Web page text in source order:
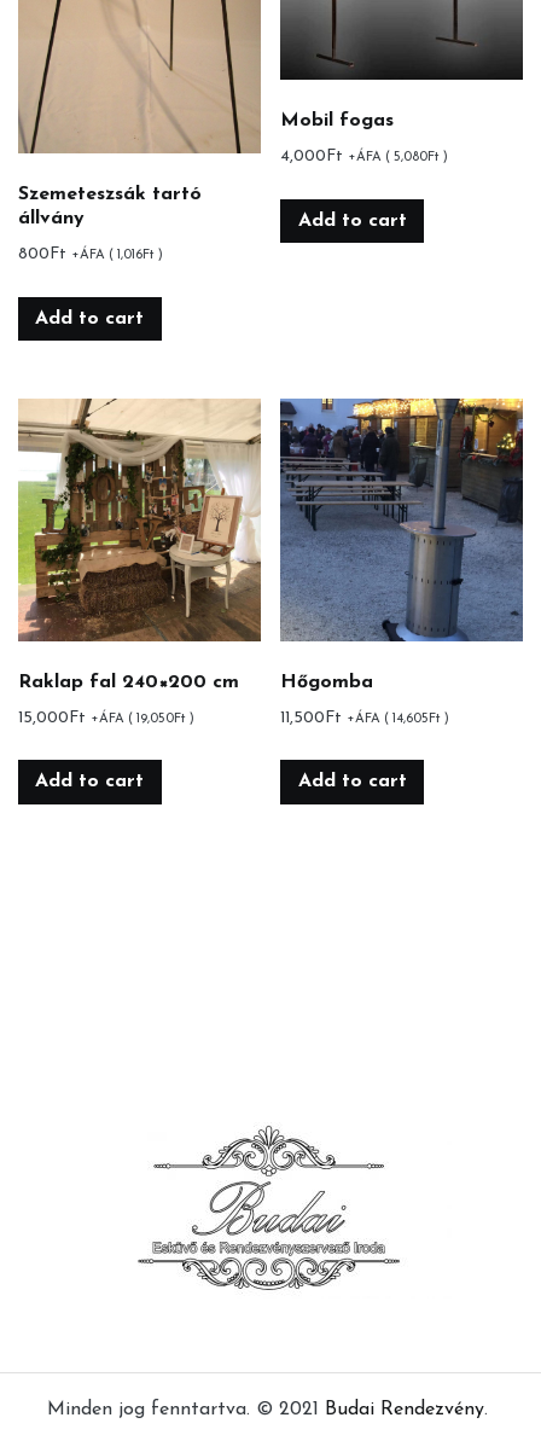
Szemeteszsák tartó
állvány
800 Ft +ÁFA ( 1,016Ft )
Add to cart
Mobil fogas
4,000 Ft +ÁFA (5,080Ft )
Add to cart
Raklap fal 240×200 cm
15,000 Ft +ÁFA ( 19,050Ft )
Add to cart
Hőgomba
11,500 Ft +ÁFA ( 14,605 Ft )
Add to cart
Minden jog fenntartva. © 2021 Budai Rendezvény.